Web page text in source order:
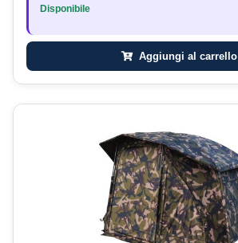
Disponibile
Aggiungi al carrello